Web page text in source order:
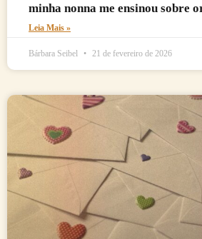
minha nonna me ensinou sobre
Leia Mais »
Bárbara Seibel 21 de fevereiro de 2026